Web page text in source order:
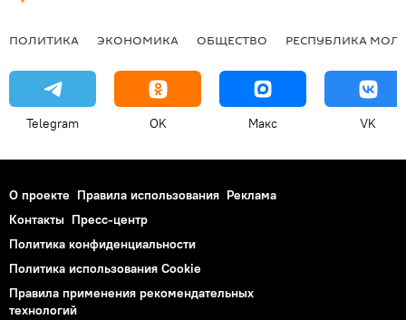
ПОЛИТИКА ЭКОНОМИКА ОБЩЕСТВО РЕСПУБЛИКА
Telegram OK Макс VK
О проекте Правила использования Реклама
Контакты Пресс-центр
Политика конфиденциальности
Политика использования Cookie
Правила применения рекомендательных
технологий